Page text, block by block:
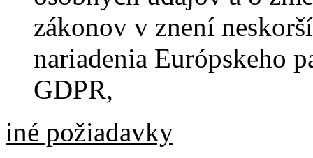
zákonov v znení
nariadenia Európskeho
GDPR,
iné požiadavky